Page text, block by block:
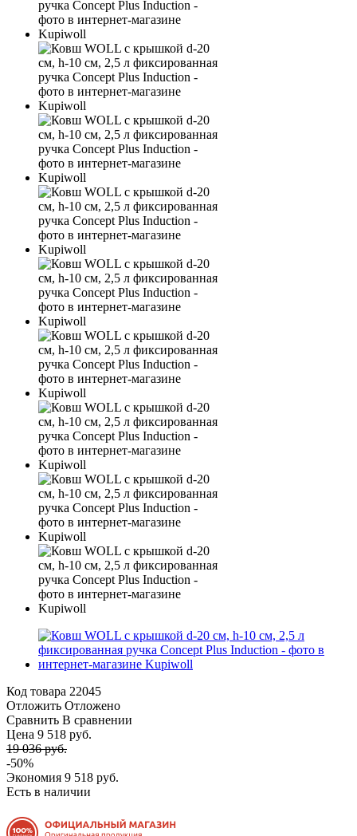
Код товара 22045
Отложить Отложено
Сравнить В сравнении
Цена 9 518 руб.
19 036 руб.
-50%
Экономия 9 518 руб.
Есть в наличии